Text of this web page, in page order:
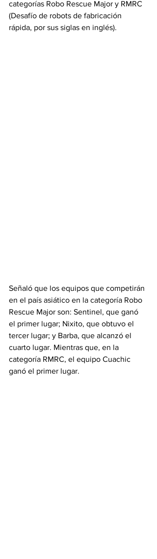
categorías Robo Rescue Major y RMRC
(Desafío de robots de fabricación
rápida, por sus siglas en inglés).
Señaló que los equipos que competirán
en el país asiático en la categoría Robo
Rescue Major son: Sentinel, que ganó
el primer lugar; Nixito, que obtuvo el
tercer lugar; y Barba, que alcanzó el
cuarto lugar. Mientras que, en la
categoría RMRC, el equipo Cuachic
ganó el primer lugar.